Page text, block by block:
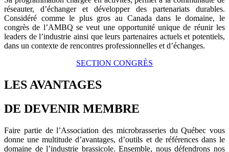
réseauter, d’échanger et développer des partenariats durables.
Considéré comme le plus gros au Canada dans le domaine, le
congrès de l’AMBQ se veut une opportunité unique de réunir les
leaders de l’industrie ainsi que leurs partenaires actuels et potentiels,
dans un contexte de rencontres professionnelles et d’échanges.
SECTION CONGRÈS
LES AVANTAGES
DE DEVENIR MEMBRE
Faire partie de l’Association des microbrasseries du Québec vous
donne une multitude d’avantages, d’outils et de références dans le
domaine de l’industrie brassicole. Ensemble, nous défendrons nos